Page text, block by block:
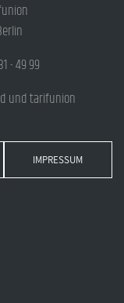
- 49 99
und tarifunion
IMPRESSUM